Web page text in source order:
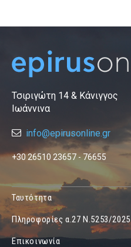
Τσιριγώτη 14 & Κάνιγγος
Ιωάννινα
info@epirusonline.gr
+30 26510 23657 - 76655
Ταυτότητα
Πληροφορίες α.27 Ν.5253/2025
Επικοινωνία